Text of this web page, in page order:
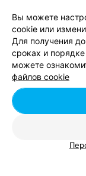
Пилинг
Пилинги
Подготовка
Вы можете
cookie или
Для получения
сроках и
можете
файлов cookie